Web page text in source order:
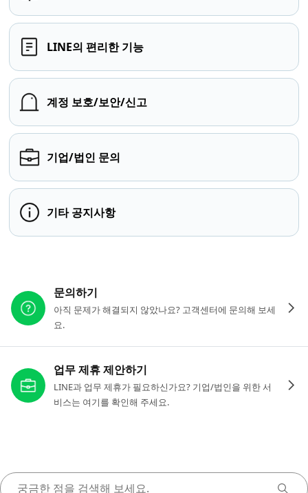
LINE의 편리한 기능
계정 보호/보안/신고
기업/법인 문의
기타 공지사항
문의하기
아직 문제가 해결되지 않았나요? 고객센터에 문의해 보세
요.
업무 제휴 제안하기
LINE과 업무 제휴가 필요하신가요? 기업/법인을 위한 서
비스는 여기를 확인해 주세요.